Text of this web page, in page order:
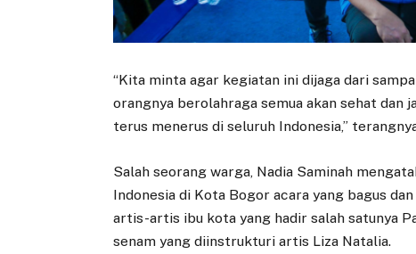
“Kita minta agar kegiatan ini dijaga dari
orangnya berolahraga semua akan sehat
terus menerus di seluruh Indonesia,”
Salah seorang warga, Nadia Saminah
Indonesia di Kota Bogor acara yang bagus
artis-artis ibu kota yang hadir salah satunya
senam yang diinstrukturi artis Liza Natalia.